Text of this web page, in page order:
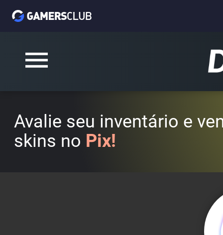
Avalie seu inventário e
skins no Pix!